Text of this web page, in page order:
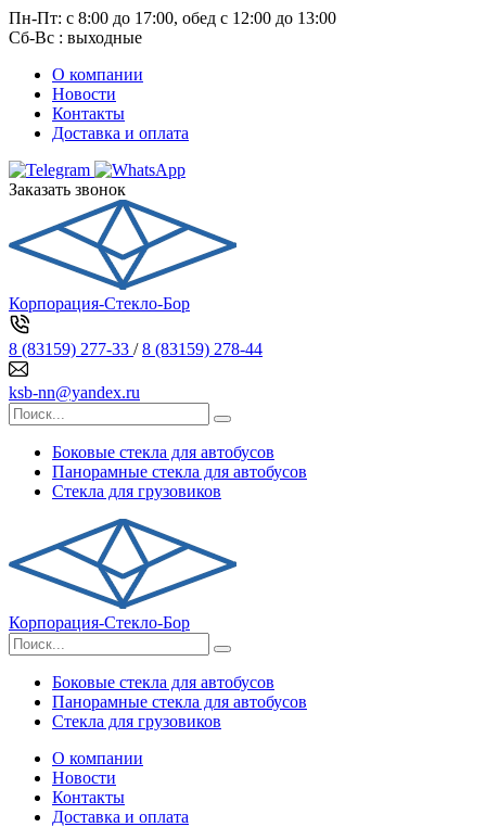
Пн-Пт: с 8:00 до 17:00, обед с 12:00 до 13:00
Сб-Вс : выходные
О компании
Новости
Контакты
Доставка и оплата
Заказать звонок
Корпорация-Стекло-Бор
8 (83159) 277-33 /8 (83159) 278-44
ksb-nn@yandex.ru
Боковые стекла для автобусов
Панорамные стекла для автобусов
Стекла для грузовиков
Корпорация-Стекло-Бор
Боковые стекла для автобусов
Панорамные стекла для автобусов
Стекла для грузовиков
О компании
Новости
Контакты
Доставка и оплата